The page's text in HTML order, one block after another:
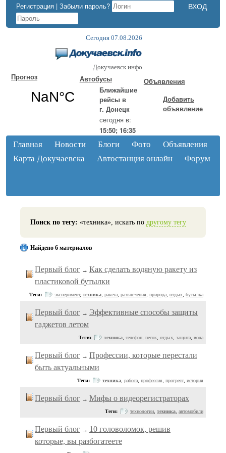
Регистрация | Забыли пароль?
Сегодня 07.08.2026
Докучаевск.инфо
Прогноз
Автобусы
Ближайшие
рейсы в
г. Донецк
сегодня в:
15:50; 16:35
Объявления
Добавить
объявление
Главная Новости Блоги Фото
Объявления
Карта Докучаевска
Автостанция онлайн Форум
Поиск по тегу: «техника», искать по другому тегу
Найдено 6 материалов
Первый блог → Как сделать водяную ракету из
пластиковой бутылки
Теги: эксперимент, техника ракета развлечения природа отдых бутылка
Первый блог → Эффективные способы защиты
гаджетов летом
Теги: техника телефон песок отдых защита вода
Первый блог → Профессии, которые перестали
быть актуальными
Теги: техника работа профессия прогресс история
Первый блог → Мифы о видеорегистраторах
Теги: технологии техника автомобили
Первый блог → 10 головоломок, решив
которые, вы разбогатеете